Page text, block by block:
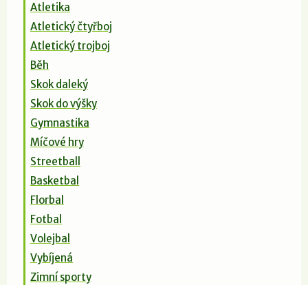
Atletika
Atletický čtyřboj
Atletický trojboj
Běh
Skok daleký
Skok do výšky
Gymnastika
Míčové hry
Streetball
Basketbal
Florbal
Fotbal
Volejbal
Vybíjená
Zimní sporty